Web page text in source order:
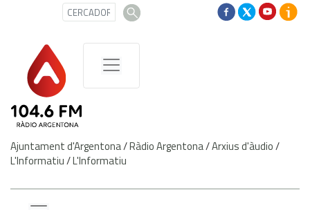
Ajuntament d'Argentona/Ràdio Argentona/Arxius d'àudio/
L'Informatiu/L'Informatiu